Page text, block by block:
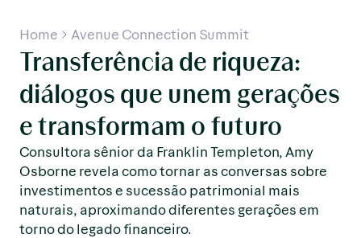
Home Avenue Connection Summit
Transferência de riqueza:
diálogos que unem gerações
e transformam o futuro
Consultora sênior da Franklin Templeton, Amy
Osborne revela como tornar as conversas sobre
investimentos e sucessão patrimonial mais
naturais, aproximando diferentes gerações em
torno do legado financeiro.